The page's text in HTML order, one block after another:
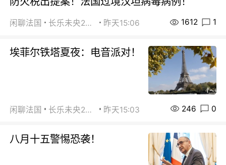
闲聊法国 长乐未央2015 昨天15:06 1612 1
埃菲尔铁塔夏夜：电音派对！
闲聊法国 长乐未央2015 昨天15:03 246 0
八月十五警惕恐袭！